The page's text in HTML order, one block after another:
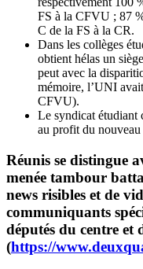
FS à la CFVU ; 87
C de la FS à la CR.
Dans les collèges
obtient hélas un
peut avec la
mémoire, l’UNI
CFVU).
Le syndicat étudiant
au profit du
Réunis se distingue
menée tambour
news risibles et de
communiquants
députés du centre et
(https://